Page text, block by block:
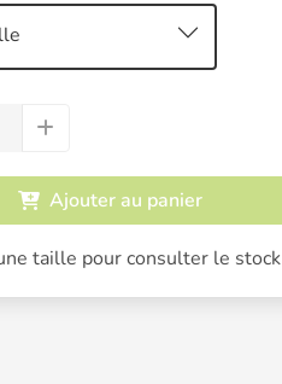
Ajouter au panier
taille pour consulter le stock